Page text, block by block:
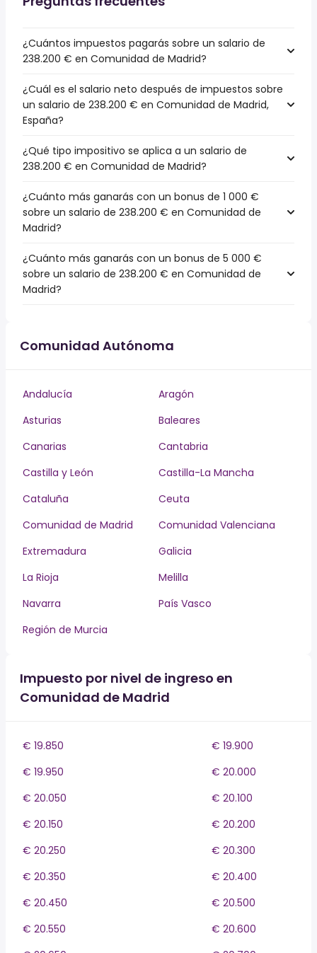
¿Cuántos impuestos pagarás sobre un salario de
238.200 € en Comunidad de Madrid?
¿Cuál es el salario neto después de impuestos sobre
un salario de 238.200 € en Comunidad de Madrid,
España?
¿Qué tipo impositivo se aplica a un salario de
238.200 € en Comunidad de Madrid?
¿Cuánto más ganarás con un bonus de 1 000 €
sobre un salario de 238.200 € en Comunidad de
Madrid?
¿Cuánto más ganarás con un bonus de 5 000 €
sobre un salario de 238.200 € en Comunidad de
Madrid?
Comunidad Autónoma
Andalucía
Aragón
Asturias
Baleares
Canarias
Cantabria
Castilla y León
Castilla-La Mancha
Cataluña
Ceuta
Comunidad de Madrid
Comunidad Valenciana
Extremadura
Galicia
La Rioja
Melilla
Navarra
País Vasco
Región de Murcia
Impuesto por nivel de ingreso en
Comunidad de Madrid
€ 19.850
€ 19.900
€ 19.950
€ 20.000
€ 20.050
€ 20.100
€ 20.150
€ 20.200
€ 20.250
€ 20.300
€ 20.350
€ 20.400
€ 20.450
€ 20.500
€ 20.550
€ 20.600